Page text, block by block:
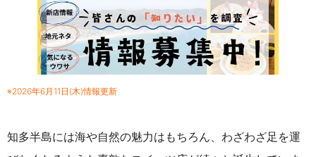
※2026年6月11日(木)情報更新
知多半島には海や自然の魅力はもちろん、わざわざ足を運